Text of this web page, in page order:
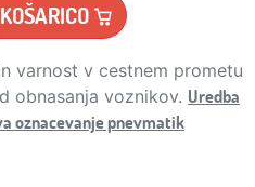
varnost v cestnem prometu
obnasanja voznikov. Uredba
oznacevanje pnevmatik